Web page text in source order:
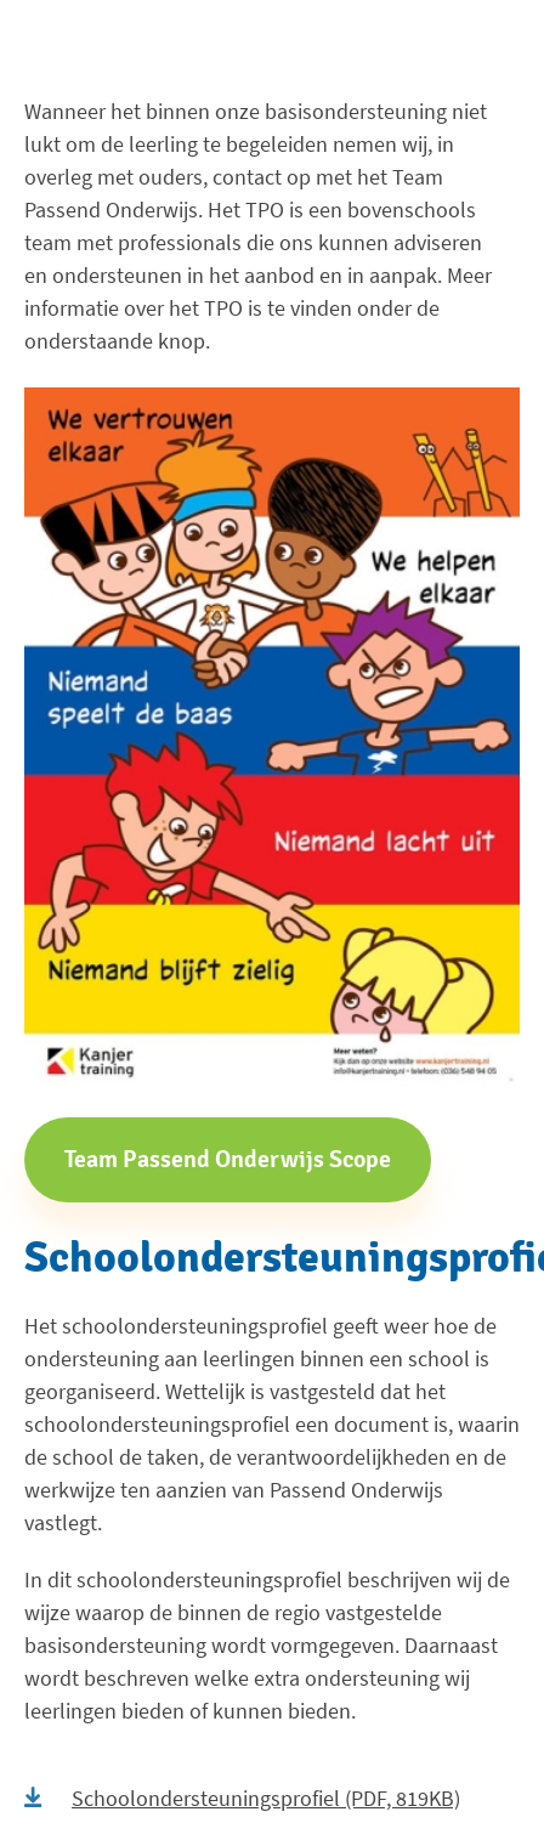
Wanneer het binnen onze basisondersteuning niet
lukt om de leerling te begeleiden nemen wij, in
overleg met ouders, contact op met het Team
Passend Onderwijs. Het TPO is een bovenschools
team met professionals die ons kunnen adviseren
en ondersteunen in het aanbod en in aanpak. Meer
informatie over het TPO is te vinden onder de
onderstaande knop.
Team Passend Onderwijs Scope
Het schoolondersteuningsprofiel geeft weer hoe de
ondersteuning aan leerlingen binnen een school is
georganiseerd. Wettelijk is vastgesteld dat het
schoolondersteuningsprofiel een document is, waarin
de school de taken, de verantwoordelijkheden en de
werkwijze ten aanzien van Passend Onderwijs
vastlegt.
In dit schoolondersteuningsprofiel beschrijven wij de
wijze waarop de binnen de regio vastgestelde
basisondersteuning wordt vormgegeven. Daarnaast
wordt beschreven welke extra ondersteuning wij
leerlingen bieden of kunnen bieden.
Schoolondersteuningsprofiel (PDF, 819KB)